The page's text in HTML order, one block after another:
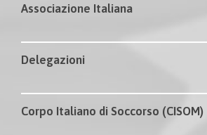
Associazione Italiana
Delegazioni
Corpo Italiano di Soccorso (CISOM)